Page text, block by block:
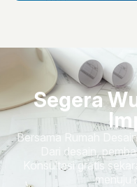
Segera
Bersama Rumah
Dari desain,
Konsultasi gratis
menuju